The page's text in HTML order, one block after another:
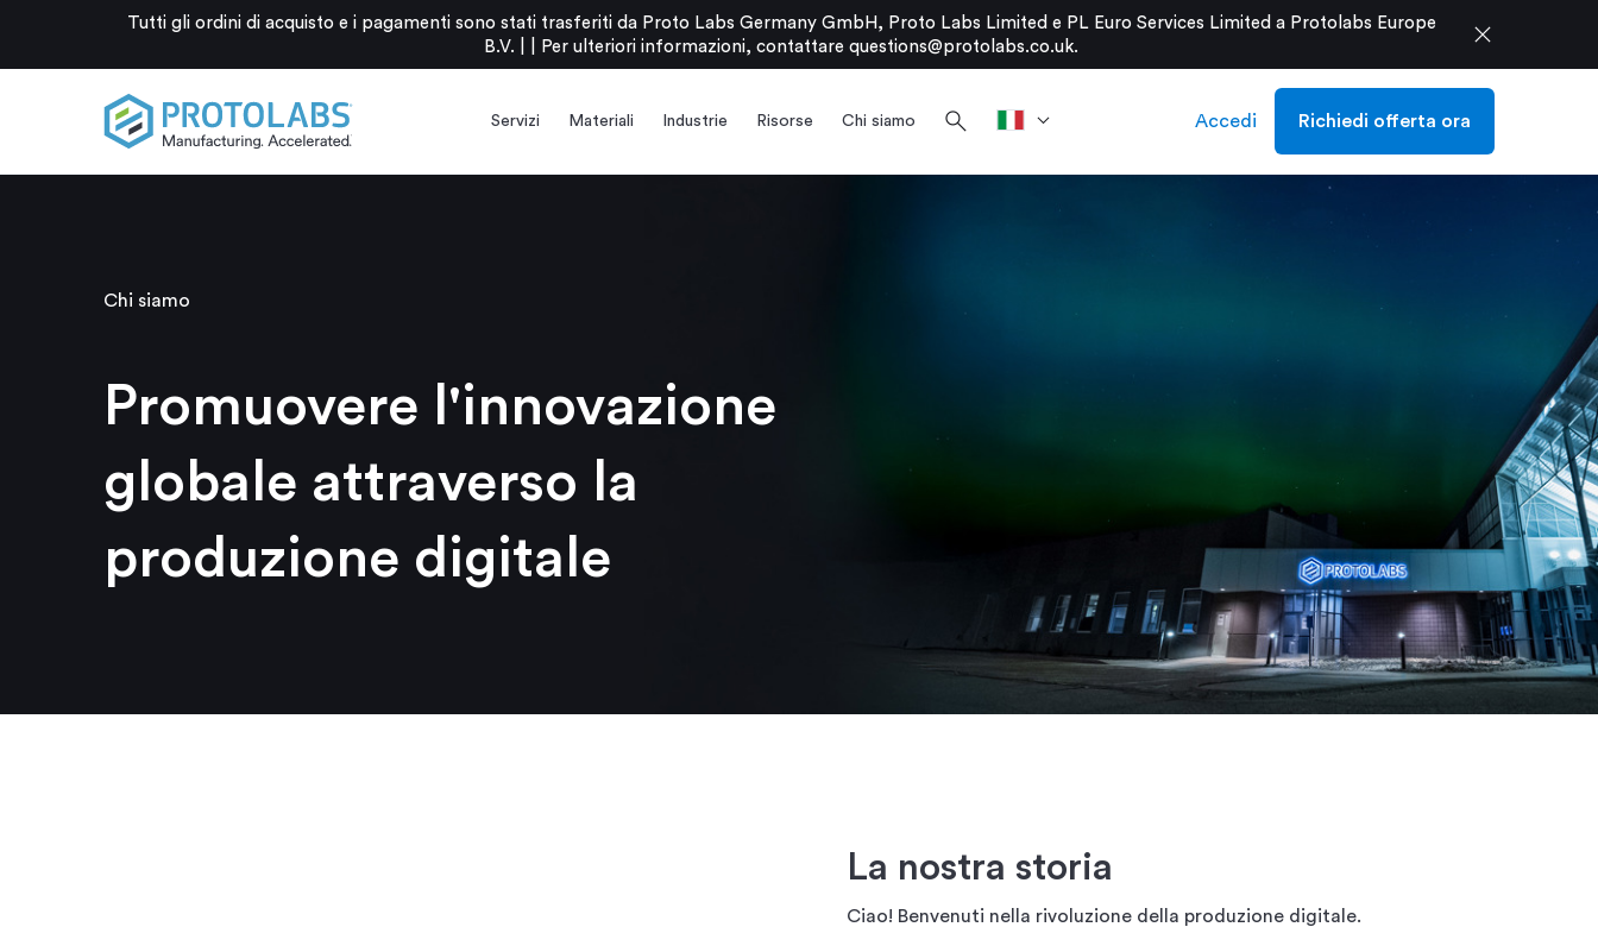
Tutti gli ordini di acquisto e i pagamenti sono stati trasferiti da Proto Labs Germany GmbH, Proto Labs Limited e PL Euro Services Limited a Protolabs Europe
B.V. |
Per ulteriori informazioni, contattare questions@protolabs.co.uk. close
Servizi Materiali Industrie Risorse Chi siamo search Accedi Richiedi offerta ora
Chi siamo
Promuovere l'innovazione
globale attraverso la
produzione digitale
La nostra storia
Ciao! Benvenuti nella rivoluzione della produzione digitale.